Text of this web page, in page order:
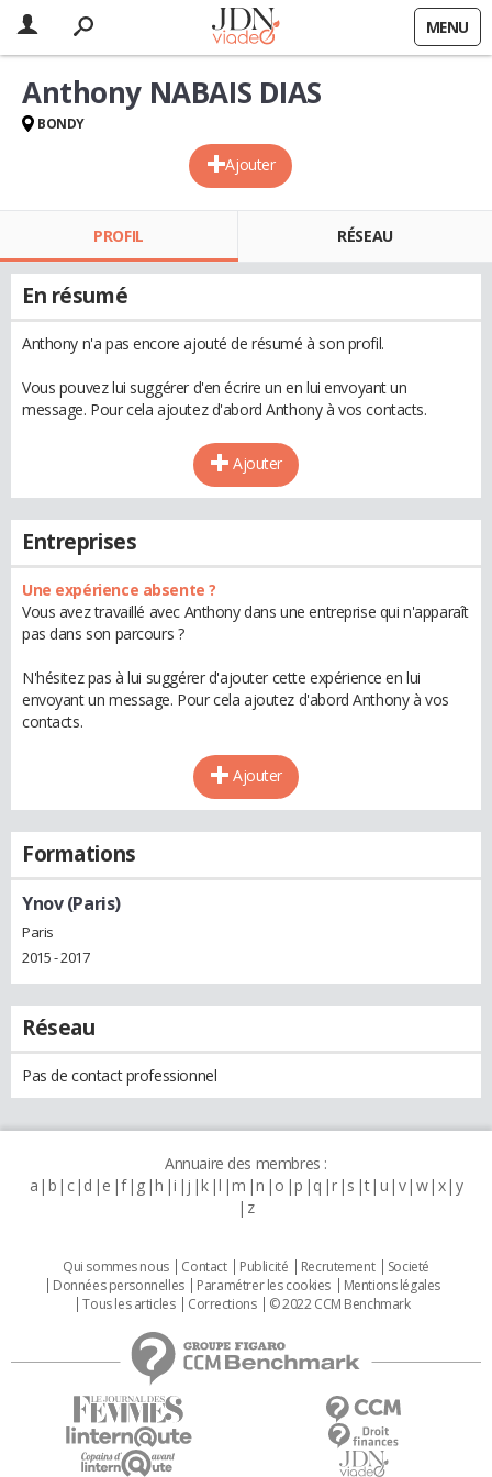
MENU
Ajouter
Anthony NABAIS DIAS
BONDY
PROFIL RÉSEAU
En résumé
Anthony n'a pas encore ajouté de résumé à son profil.
Vous pouvez lui suggérer d'en écrire un en lui envoyant un
message. Pour cela ajoutez d'abord Anthony à vos contacts.
Ajouter
Entreprises
Une expérience absente ?
Vous avez travaillé avec Anthony dans une entreprise qui n'apparaît
pas dans son parcours ?
N'hésitez pas à lui suggérer d'ajouter cette expérience en lui
envoyant un message. Pour cela ajoutez d'abord Anthony à vos
contacts.
Ajouter
Formations
Ynov (Paris)
Paris
2015 - 2017
Réseau
Pas de contact professionnel
Annuaire des membres :
a b c d e f g h i j k l m n o p q r s t u v w x y
z
Qui sommes nous Contact Publicité Recrutement
Societé
Données personnelles
Paramétrer les cookies
Mentions légales
Tous les articles
Corrections © 2022 CCM Benchmark